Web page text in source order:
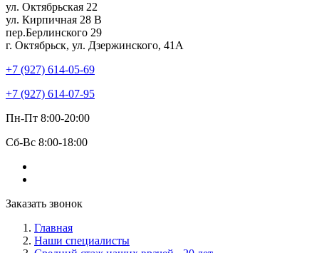
ул. Октябрьская 22
ул. Кирпичная 28 В
пер.Берлинского 29
г. Октябрьск, ул. Дзержинского, 41А
+7 (927) 614-05-69
+7 (927) 614-07-95
Пн-Пт 8:00-20:00
Сб-Вс 8:00-18:00
Заказать звонок
Главная
Наши специалисты